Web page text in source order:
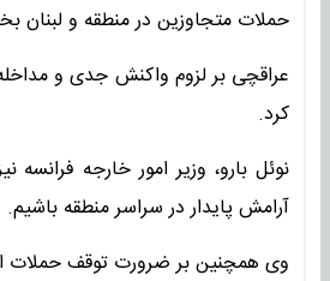
حملات متجاوزین در منطقه و لبنان
عراقچی بر لزوم واکنش جدی و
کرد.
نوئل بارو، وزیر امور خارجه
آرامش پایدار در سراسر منطقه باشیم.
وی همچنین بر ضرورت توقف حملات